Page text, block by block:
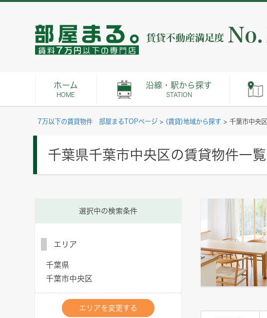
ホーム
HOME
沿線・駅から探す
STATION
7万以下の賃貸物件 部屋まるTOPページ > (賃貸)地域から探す > 千葉市中央区
千葉県千葉市中央区の賃貸物件一覧
選択中の検索条件
エリア
千葉県
千葉市中央区
エリアを変更する